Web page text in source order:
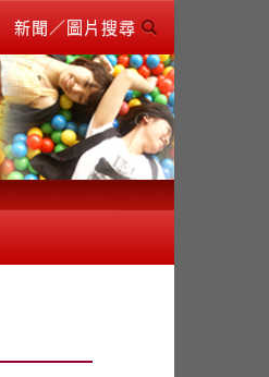
新聞／圖片搜尋